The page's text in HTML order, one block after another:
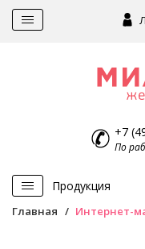
+7
По
Продукция
Главная Интернет-